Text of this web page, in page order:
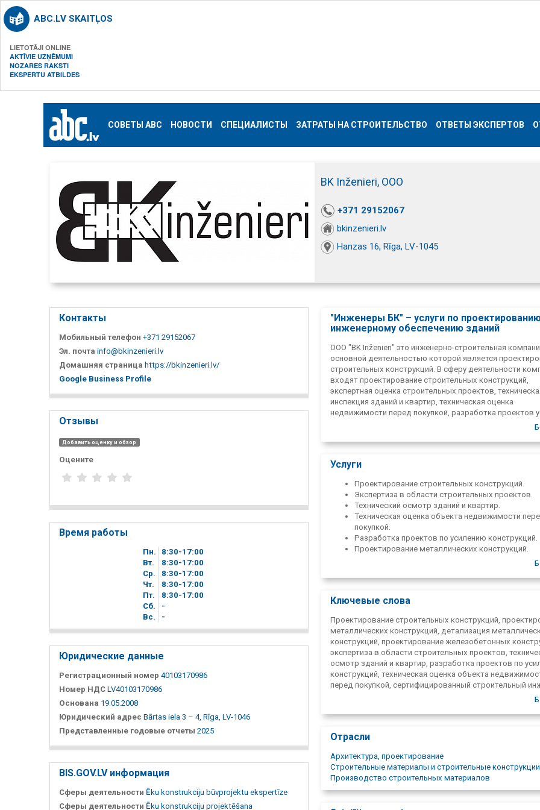
ABC.LV SKAITĻOS
LIETOTĀJI ONLINE
AKTĪVIE UZŅĒMUMI
NOZARES RAKSTI
EKSPERTU ATBILDES
СОВЕТЫ ABC НОВОСТИ СПЕЦИАЛИСТЫ ЗАТРАТЫ НА СТРОИТЕЛЬСТВО ОТВЕТЫ ЭКСПЕРТОВ
BK Inženieri, ООО
+371 29152067
bkinzenieri.lv
Hanzas 16, Rīga, LV-1045
Контакты
Мобильный телефон +371 29152067
Эл. почта info@bkinzenieri.lv
Домашняя страница https://bkinzenieri.lv/
Google Business Profile
Отзывы
Добавить оценку и обзор
Оцените
Время работы
Пн. 8 30-17 00
Вт.
8 30-17 00
Ср.
8 30-17 00
Чт.
8 30-17 00
Пт.
8 30-17 00
Сб.
-
Вc.
-
Юридические данные
Регистрационный номер 40103170986
Номер НДС LV40103170986
Основана 19.05.2008
Юридический адрес Bārtas iela 3 – 4, Rīga, LV-1046
Представленные годовые отчеты 2025
BIS.GOV.LV информация
Сферы деятельности Ēku konstrukciju būvprojektu ekspertīze
Сферы деятельности Ēku konstrukciju projektēšana
"Инженеры БК" – услуги по
инженерному обеспечению зданий
ООО "BK Inženieri" это инженерно-строительная
основной деятельностью которой является
строительных конструкций. В сферу деятельности
входят проектирование строительных конструкций,
экспертная оценка строительных проектов,
инспекция зданий и квартир, техническая оценка
недвижимости перед покупкой, разработка проектов
несущих конструкций, а также проектирование и
Услуги
Проектирование строительных конструкций.
Экспертиза в области строительных проектов.
Технический осмотр зданий и квартир.
Техническая оценка объекта недвижимости
покупкой.
Разработка проектов по усилению конструкций.
Проектирование металлических конструкций.
железобетонных конструкций.
Ключевые слова
Проектирование строительных конструкций,
металлических конструкций, детализация
конструкций, проектирование железобетонных
экспертиза в области строительных проектов,
осмотр зданий и квартир, разработка проектов по
конструкций, техническая оценка объекта
перед покупкой, сертифицированный строительный
Отрасли
Архитектура, проектирование
Строительные материалы и строительные конструкции
Производство строительных материалов